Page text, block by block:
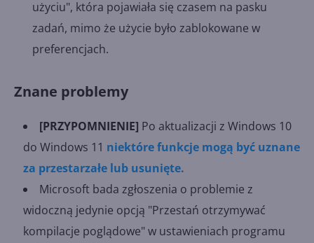
użyciu", która pojawiała się czasem na pasku
zadań, mimo że użycie było zablokowane w
preferencjach.
Znane problemy
[PRZYPOMNIENIE] Po aktualizacji z Windows 10
do Windows 11 niektóre funkcje mogą być uznane
za przestarzałe lub usunięte.
Microsoft bada zgłoszenia o problemie z
widoczną jedynie opcją "Przestań otrzymywać
kompilacje poglądowe" w ustawieniach programu